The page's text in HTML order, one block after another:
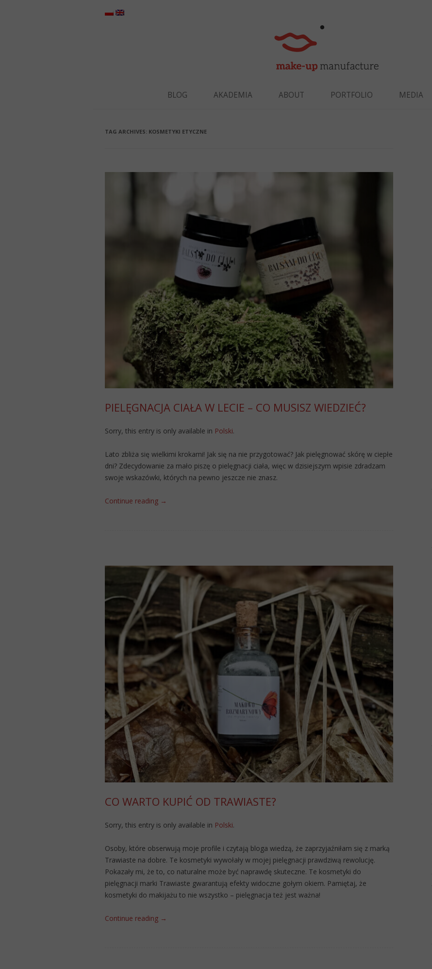
BLOG AKADEMIA ABOUT PORTFOLIO MEDIA
TAG ARCHIVES: KOSMETYKI ETYCZNE
PIELĘGNACJA CIAŁA W LECIE – CO MUSISZ WIEDZIEĆ?
Sorry, this entry is only available in Polski.
Lato zbliża się wielkimi krokami! Jak się na nie przygotować? Jak pielęgnować skórę w ciepłe
dni? Zdecydowanie za mało piszę o pielęgnacji ciała, więc w dzisiejszym wpisie zdradzam
swoje wskazówki, których na pewno jeszcze nie znasz.
Continue reading →
CO WARTO KUPIĆ OD TRAWIASTE?
Sorry, this entry is only available in Polski.
Osoby, które obserwują moje profile i czytają bloga wiedzą, że zaprzyjaźniłam się z marką
Trawiaste na dobre. Te kosmetyki wywołały w mojej pielęgnacji prawdziwą rewolucję.
Pokazały mi, że to, co naturalne może być naprawdę skuteczne. Te kosmetyki do
pielęgnacji marki Trawiaste gwarantują efekty widoczne gołym okiem. Pamiętaj, że
kosmetyki do makijażu to nie wszystko – pielęgnacja też jest ważna!
Continue reading →